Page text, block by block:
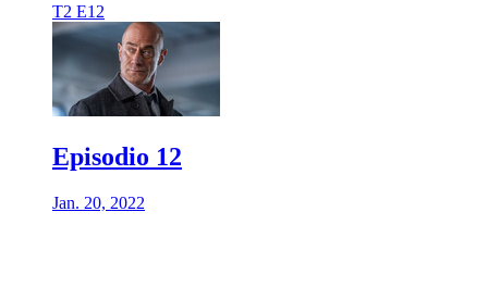
T2 E12
Episodio 12
Jan. 20, 2022